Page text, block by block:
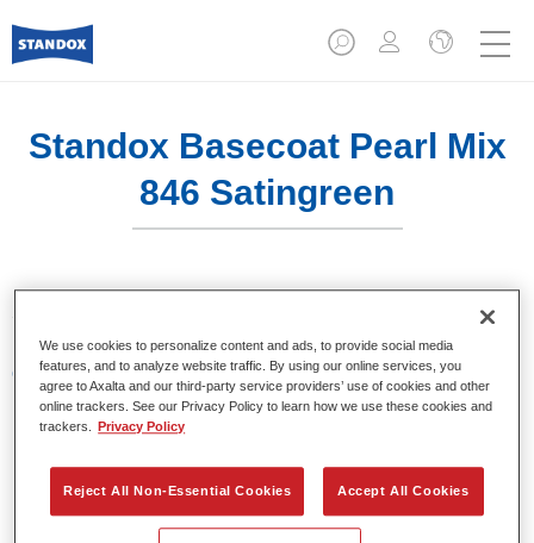
Standox Basecoat Pearl Mix
846 Satingreen
Características del producto
Excelente precisión en la igualación del color.
Colores sólidos, metalizados y perlados.
Sistema de base bicapa disolvente de Standox.
Fácil de difuminar.
We use cookies to personalize content and ads, to provide social media
features, and to analyze website traffic. By using our online services, you
agree to Axalta and our third-party service providers’ use of cookies and other
online trackers. See our Privacy Policy to learn how we use these cookies and
trackers.
Privacy Policy
Reject All Non-Essential Cookies Accept All Cookies